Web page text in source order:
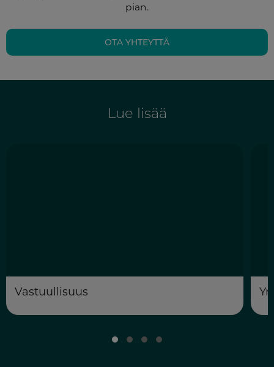
pian.
OTA YHTEYTTÄ
Lue lisää
Vastuullisuus